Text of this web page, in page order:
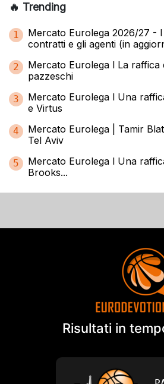
🔥 Trending
1
Mercato Eurolega 2026/27 -
contratti e gli agenti (in
2
Mercato Eurolega l La raffica
pazzeschi
3
Mercato Eurolega l Una
e Virtus
4
Mercato Eurolega | Tamir
Tel Aviv
5
Mercato Eurolega l Una
Brooks...
Risultati in